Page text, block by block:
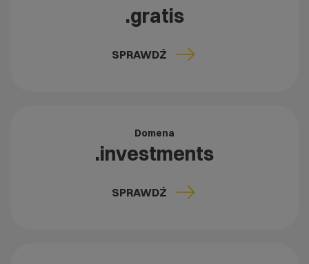
.gratis
SPRAWDŹ
Domena
.investments
SPRAWDŹ